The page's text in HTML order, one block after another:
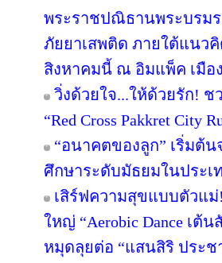
พระราชปณิธานพระบรม
ภัยยาเสพติด ภายใต้แนว
สิงหาคมนี้ ณ อิมแพ็ค เมือ
วิ่งด้วยใจ...ให้ด้วยรัก!
“Red Cross Pakkret City
“อนาคตของลูก” เริ่มต้
ศึกษาระดับมัธยมในประเ
เสิร์ฟความสุขแบบตัวแม่!
ใหญ่ “Aerobic Dance เต้
หมุดลุยต่อ “แสนสิริ ประช